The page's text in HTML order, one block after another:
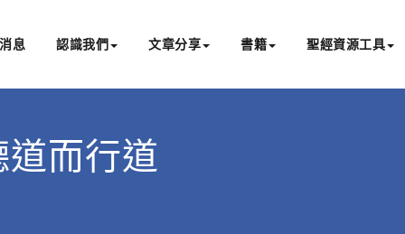
息 認識我們 文章分享 書籍 聖經資源工具
而行道